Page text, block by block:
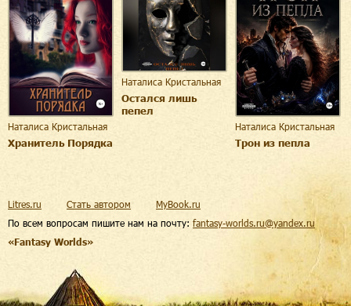
Наталиса Кристальная
Хранитель Порядка
Наталиса Кристальная
Остался лишь
пепел
Наталиса Кристальная
Трон из пепла
По всем вопросам пишите нам на почту: fantasy-worlds.ru@yandex.ru
«Fantasy Worlds»
Litres.ru Стать автором MyBook.ru